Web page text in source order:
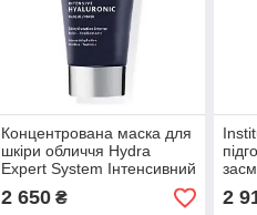
Концентрована маска для
шкіри обличчя Hydra
Expert System Інтенсивний
гіалуроник Institut
Esthederm,75ml
2 650₴
UV
2